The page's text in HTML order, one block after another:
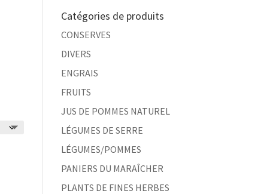
Catégories de produits
CONSERVES
DIVERS
ENGRAIS
FRUITS
JUS DE POMMES NATUREL
LÉGUMES DE SERRE
LÉGUMES/POMMES
PANIERS DU MARAÎCHER
PLANTS DE FINES HERBES